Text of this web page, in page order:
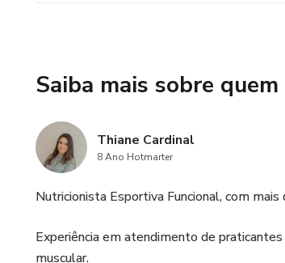
Saiba mais sobre
Thiane Cardinal
8 Ano Hotmarter
Nutricionista Esportiva Funcional, com
Experiência em atendimento de
muscular.